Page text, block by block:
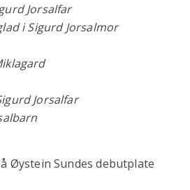
Jorsalfar
i Sigurd Jorsalmor
Jorsalfar
Øystein Sundes debutplate